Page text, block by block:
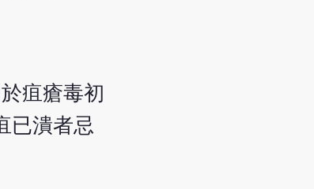
疽瘡毒初
已潰者忌